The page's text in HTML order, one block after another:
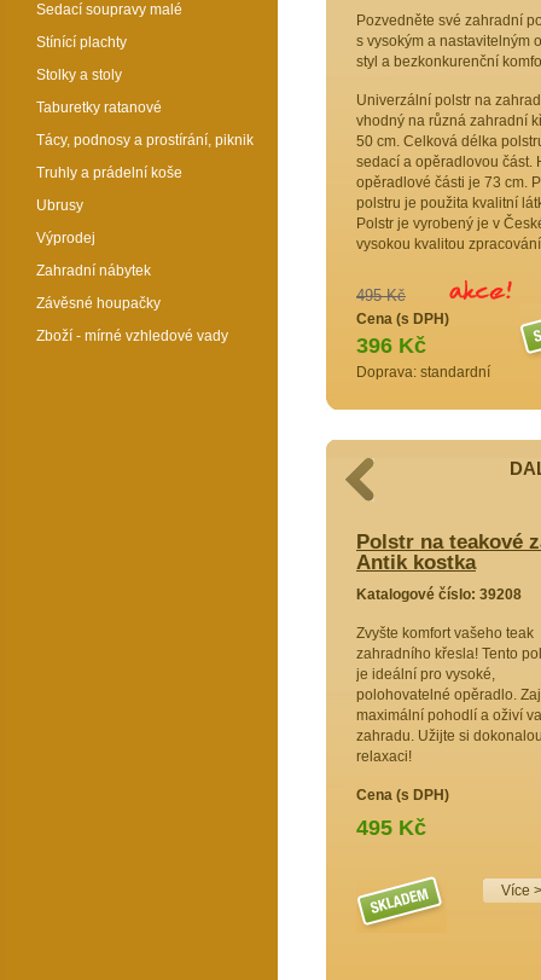
Pozvedněte své zahradní
s vysokým a nastavitelným
styl a bezkonkurenční
Univerzální polstr na
vhodný na různá zahradní
50 cm. Celková délka
sedací a opěradlovou část.
opěradlové části je 73 cm.
polstru je použita kvalitní
Polstr je vyrobený je v
vysokou kvalitou
495 Kč
Cena (s DPH)
396 Kč
Doprava: standardní
Polstr na teakové
Antik kostka
Katalogové číslo: 39208
Zvyšte komfort vašeho teak
zahradního křesla! Tento
je ideální pro vysoké,
polohovatelné opěradlo.
maximální pohodlí a oživí
zahradu. Užijte si
relaxaci!
Cena (s DPH)
495 Kč
Více
Sedací soupravy malé
Stínící plachty
Stolky a stoly
Taburetky ratanové
Tácy, podnosy a prostírání, piknik
Truhly a prádelní koše
Ubrusy
Výprodej
Zahradní nábytek
Závěsné houpačky
Zboží - mírné vzhledové vady